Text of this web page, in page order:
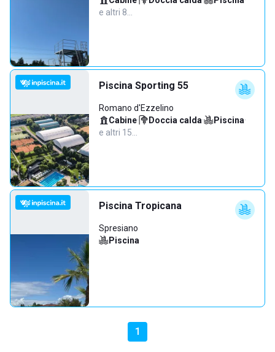
e altri 8…
Piscina Sporting 55
Romano d'Ezzelino
Cabine· Doccia calda· Piscina·
e altri 15…
Piscina Tropicana
Spresiano
Piscina
1